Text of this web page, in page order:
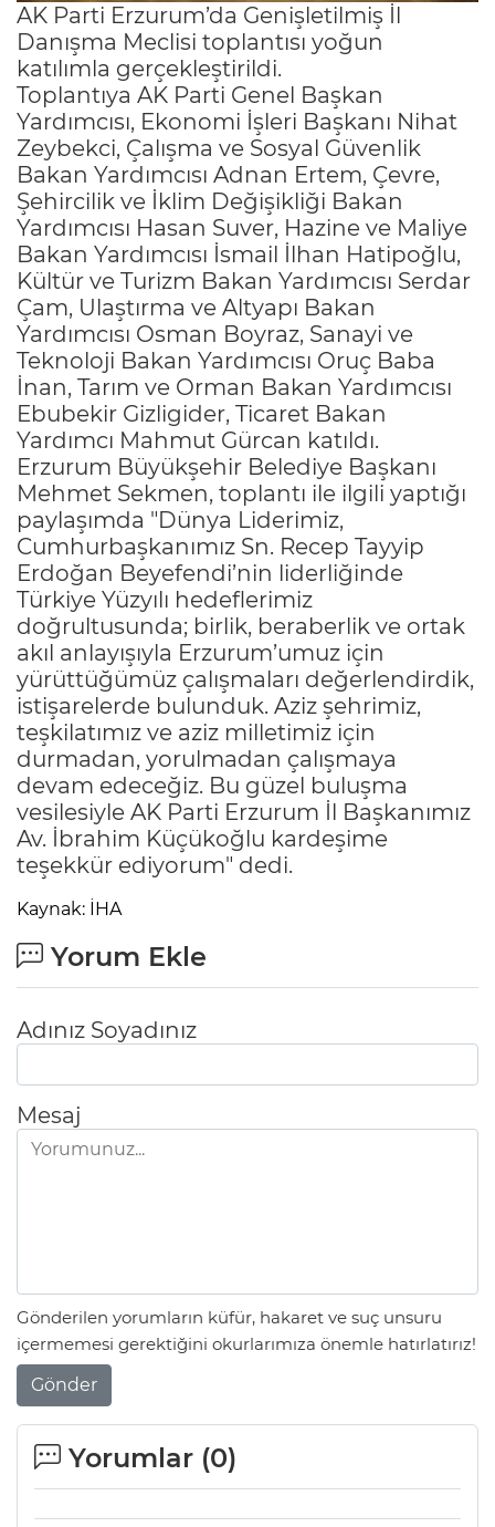
AK Parti Erzurum’da Genişletilmiş İl
Danışma Meclisi toplantısı yoğun
katılımla gerçekleştirildi.
Toplantıya AK Parti Genel Başkan
Yardımcısı, Ekonomi İşleri Başkanı Nihat
Zeybekci, Çalışma ve Sosyal Güvenlik
Bakan Yardımcısı Adnan Ertem, Çevre,
Şehircilik ve İklim Değişikliği Bakan
Yardımcısı Hasan Suver, Hazine ve Maliye
Bakan Yardımcısı İsmail İlhan Hatipoğlu,
Kültür ve Turizm Bakan Yardımcısı Serdar
Çam, Ulaştırma ve Altyapı Bakan
Yardımcısı Osman Boyraz, Sanayi ve
Teknoloji Bakan Yardımcısı Oruç Baba
İnan, Tarım ve Orman Bakan Yardımcısı
Ebubekir Gizligider, Ticaret Bakan
Yardımcı Mahmut Gürcan katıldı.
Erzurum Büyükşehir Belediye Başkanı
Mehmet Sekmen, toplantı ile ilgili yaptığı
paylaşımda "Dünya Liderimiz,
Cumhurbaşkanımız Sn. Recep Tayyip
Erdoğan Beyefendi’nin liderliğinde
Türkiye Yüzyılı hedeflerimiz
doğrultusunda; birlik, beraberlik ve ortak
akıl anlayışıyla Erzurum’umuz için
yürüttüğümüz çalışmaları değerlendirdik,
istişarelerde bulunduk. Aziz şehrimiz,
teşkilatımız ve aziz milletimiz için
durmadan, yorulmadan çalışmaya
devam edeceğiz. Bu güzel buluşma
vesilesiyle AK Parti Erzurum İl Başkanımız
Av. İbrahim Küçükoğlu kardeşime
teşekkür ediyorum" dedi.
Kaynak: İHA
Yorum Ekle
Adınız Soyadınız
Mesaj
Gönderilen yorumların küfür, hakaret ve suç unsuru
içermemesi gerektiğini okurlarımıza önemle hatırlatırız!
Gönder
Yorumlar (0)